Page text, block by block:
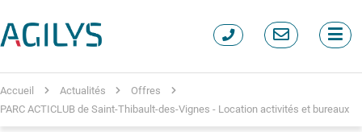
Accueil Actualités
Offres
PARC ACTICLUB de Saint-Thibault-des-Vignes - Location activités et bureaux